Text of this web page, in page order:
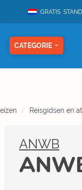
GRATIS
CATEGORIE
Reisgidsen en
ANWB